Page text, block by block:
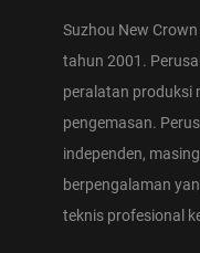
Suzhou New
tahun 2001.
peralatan produksi
pengemasan.
independen,
berpengalaman
teknis profesional